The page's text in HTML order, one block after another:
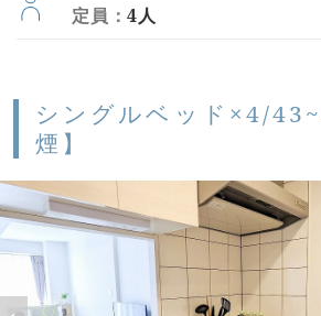
定員：4人
シングルベッド×4/
煙】